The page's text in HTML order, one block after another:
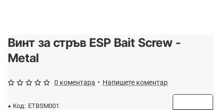
ОЧАКВАЙТЕ
Винт за стръв ESP Bait Screw -
Metal
Код: ETBSM001
0 коментара • Напишете коментар